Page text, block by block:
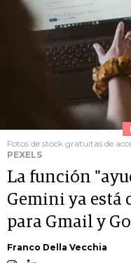
Fotos de stock gratuitas de
PEXELS
La función
Gemini ya está
para Gmail y
Franco Della Vecchia